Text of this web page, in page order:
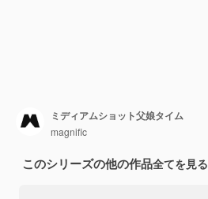
ミディアムショット父娘タイム
magnific
このシリーズの他の作品全てを見る